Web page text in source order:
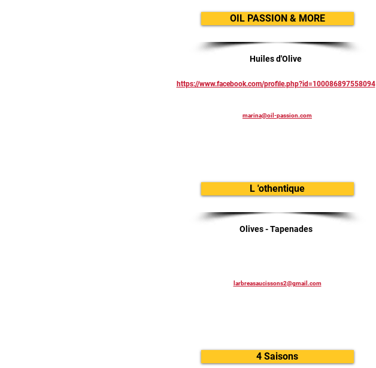
OIL PASSION & MORE
Huiles d'Olive
https://www.facebook.com/profile.php?id=100086897558094
marina@oil-passion.com
L 'othentique
Olives - Tapenades
larbreasaucissons2@gmail.com
4 Saisons